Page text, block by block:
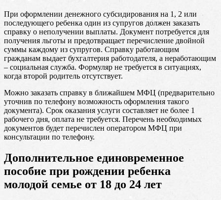
При оформлении денежного субсидирования на 1, 2 или
последующего ребенка один из супругов должен заказать
справку о неполучении выплаты. Документ потребуется для
получения льготы и предотвращает перечисление двойной
суммы каждому из супругов. Справку работающим
гражданам выдает бухгалтерия работодателя, а неработающим
– социальная служба. Формуляр не требуется в ситуациях,
когда второй родитель отсутствует.
Можно заказать справку в ближайшем МФЦ (предварительно
уточнив по телефону возможность оформления такого
документа). Срок оказания услуги составляет не более 1
рабочего дня, оплата не требуется. Перечень необходимых
документов будет перечислен оператором МФЦ при
консультации по телефону.
Дополнительное единовременное
пособие при рождении ребенка
молодой семье от 18 до 24 лет